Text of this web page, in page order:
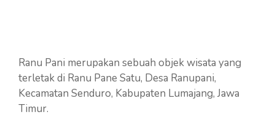
Ranu Pani merupakan sebuah objek wisata yang
terletak di Ranu Pane Satu, Desa Ranupani,
Kecamatan Senduro, Kabupaten Lumajang, Jawa
Timur.